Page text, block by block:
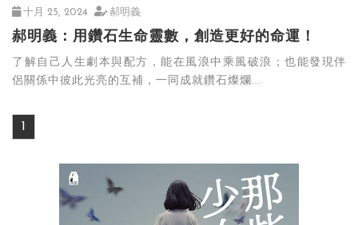
十月 25, 2024 郝明義
郝明義：用鑽石生命靈數，創造更好的命運！
了解自己人生劇本與配方，能在風浪中乘風破浪；也能發現伴
侶關係中彼此光亮的互補，一同成就鑽石燦爛...
1